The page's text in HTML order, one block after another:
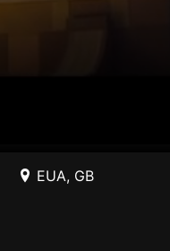
EUA, GB